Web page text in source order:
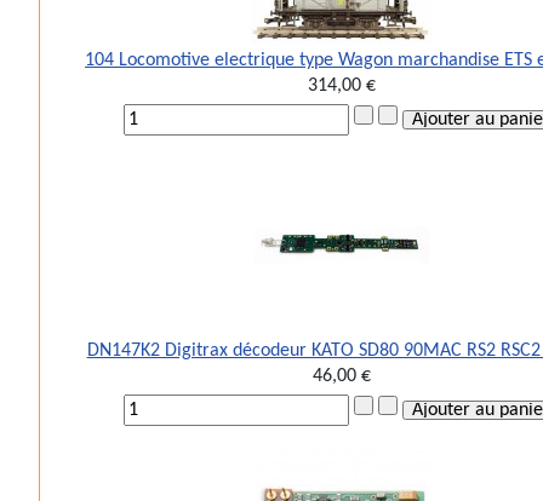
104 Locomotive electrique type Wagon marchandise ETS
314,00 €
DN147K2 Digitrax décodeur KATO SD80 90MAC RS2 RSC2
46,00 €